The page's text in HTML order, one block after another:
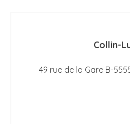
Collin-
49 rue de la Gare B-